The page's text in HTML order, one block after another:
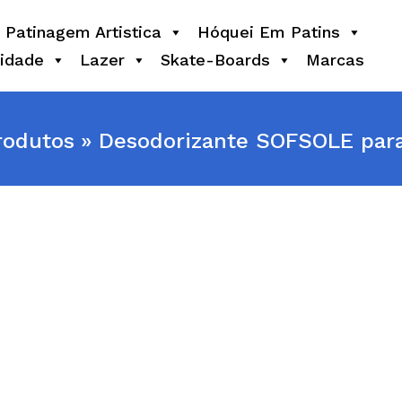
Patinagem Artistica
Hóquei Em Patins
Lazer Skate-Boards Marcas
Desodorizante SOFSOLE